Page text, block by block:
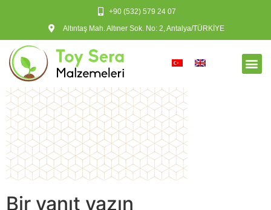
+90 (532) 579 24 07
Altıntaş Mah. Altıner Sok. No: 2, Antalya/TÜRKİYE
Bir yanıt yazın